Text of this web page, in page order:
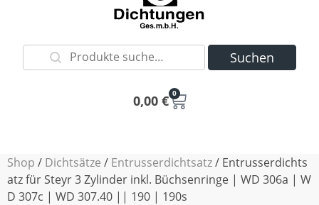
Suchen
0,00 € 0
Shop / Dichtsätze / Entrusserdichtsatz/ Entrusserdichts
atz für Steyr 3 Zylinder inkl. Büchsenringe | WD 306a | W
D 307c | WD 307.40 || 190 | 190s